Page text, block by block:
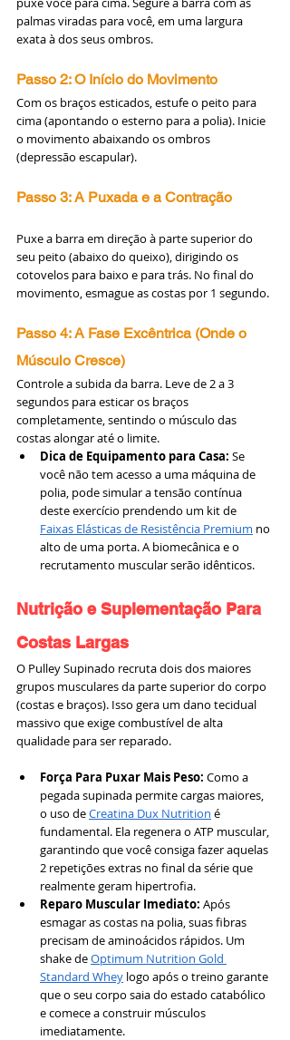
palmas viradas para você, em uma largura
exata à dos seus ombros.
Passo 2: O Início do Movimento
Com os braços esticados, estufe o peito para
cima (apontando o esterno para a polia). Inicie
o movimento abaixando os ombros
(depressão escapular).
Passo 3: A Puxada e a Contração
Puxe a barra em direção à parte superior do
seu peito (abaixo do queixo), dirigindo os
cotovelos para baixo e para trás. No final do
movimento, esmague as costas por 1 segundo.
Passo 4: A Fase Excêntrica (Onde o
Músculo Cresce)
Controle a subida da barra. Leve de 2 a 3
segundos para esticar os braços
completamente, sentindo o músculo das
costas alongar até o limite.
Dica de Equipamento para Casa: Se
você não tem acesso a uma máquina de
polia, pode simular a tensão contínua
deste exercício prendendo um kit de
Faixas Elásticas de Resistência Premium no
alto de uma porta. A biomecânica e o
recrutamento muscular serão idênticos.
Nutrição e Suplementação Para
Costas Largas
O Pulley Supinado recruta dois dos maiores
grupos musculares da parte superior do corpo
(costas e braços). Isso gera um dano tecidual
massivo que exige combustível de alta
qualidade para ser reparado.
Força Para Puxar Mais Peso: Como a
pegada supinada permite cargas maiores,
o uso de Creatina Dux Nutrition é
fundamental. Ela regenera o ATP muscular,
garantindo que você consiga fazer aquelas
2 repetições extras no final da série que
realmente geram hipertrofia.
Reparo Muscular Imediato: Após
esmagar as costas na polia, suas fibras
precisam de aminoácidos rápidos. Um
shake de Optimum Nutrition Gold
Standard Whey logo após o treino garante
que o seu corpo saia do estado catabólico
e comece a construir músculos
imediatamente.